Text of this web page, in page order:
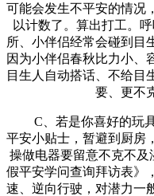
可能会发生不平安的情况
以计数了。算出打工。
所、小伴侣经常会碰到目
因为小伴侣春秋比力小、
目生人自动搭话、不给目
要、更不
C、若是你喜好的玩具
平安小贴士，暂避到厨房
操做电器要留意不克不
假平安学问查询拜访表》
速、逆向行驶，对潜力一